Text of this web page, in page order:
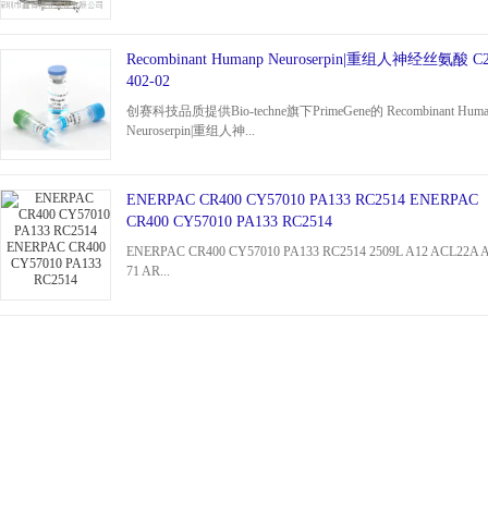
Recombinant Humanp Neuroserpin|重组人神经丝氨酸
402-02
创赛科技品质提供Bio-techne旗下PrimeGene的 Recombinant
Neuroserpin|重组人神...
ENERPAC CR400 CY57010 PA133 RC2514 ENERPAC
CR400 CY57010 PA133 RC2514
ENERPAC CR400 CY57010 PA133 RC2514 2509L A12 ACL22A
71 AR...